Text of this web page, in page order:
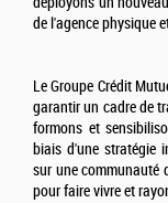
de l'agence physique
Le Groupe Crédit
garantir un cadre de
formons et
biais d'une stratégie
sur une communauté
pour faire vivre et